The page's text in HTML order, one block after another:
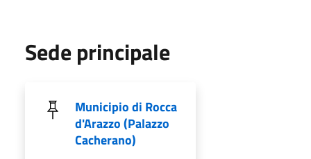
Sede principale
Municipio di Rocca
d'Arazzo (Palazzo
Cacherano)